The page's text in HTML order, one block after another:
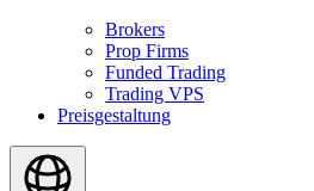
Brokers
Prop Firms
Funded Trading
Trading VPS
Preisgestaltung